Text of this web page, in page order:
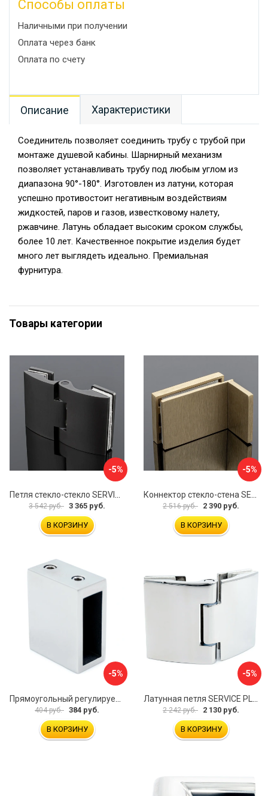
Способы оплаты
Наличными при получении
Оплата через банк
Оплата по счету
Описание Характеристики
Соединитель позволяет соединить трубу с трубой при
монтаже душевой кабины. Шарнирный механизм
позволяет устанавливать трубу под любым углом из
диапазона 90°-180°. Изготовлен из латуни, которая
успешно противостоит негативным воздействиям
жидкостей, паров и газов, известковому налету,
ржавчине. Латунь обладает высоким сроком службы,
более 10 лет. Качественное покрытие изделия будет
много лет выглядеть идеально. Премиальная
фурнитура.
Товары категории
-5%
3 542 руб. 3 365 руб.
В КОРЗИНУ
-5%
2 516 руб. 2 390 руб.
В КОРЗИНУ
-5%
Прямоугольный регулируемый коннектор трек-стена SERVICE PLUS CK-106D30-PC
404 руб. 384 руб.
В КОРЗИНУ
-5%
Латунная петля SERVICE PLUS CL-905-PC
2 242 руб. 2 130 руб.
В КОРЗИНУ